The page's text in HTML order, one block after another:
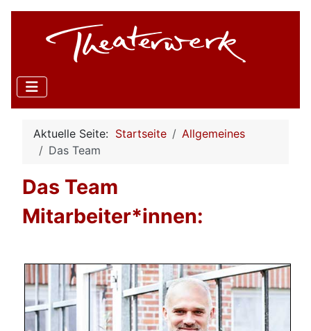
Aktuelle Seite: Startseite
Allgemeines
Das Team
Das Team
Mitarbeiter*innen: